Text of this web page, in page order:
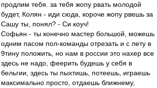
продлим тебя. за тебя жопу рвать молодой
будет, Колян - иди сюда, короче жопу рвешь за
Сашу ты, понял? - Си коуч!
Софьян - ты конечно мастер большой, можешь
одним пасом пол-команды отрезать и с лету в
9тину положить, но нам в россии это нахер все
здесь не надо, феерить будешь у себя в
бельгии, здесь ты пыхтишь, потеешь, играешь
максимально просто, отдаешь ближнему,